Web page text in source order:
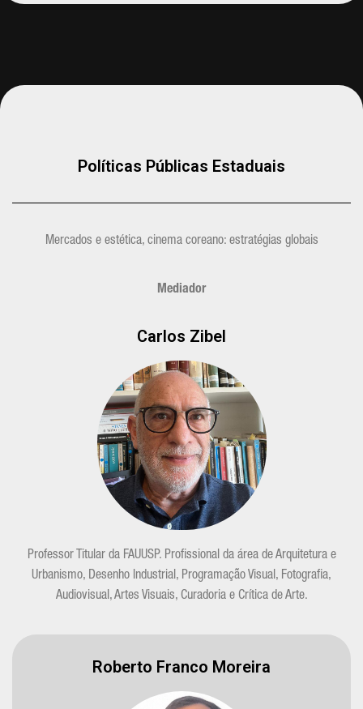
Políticas Públicas Estaduais
Mercados e estética, cinema coreano: estratégias globais
Mediador
Carlos Zibel
Professor Titular da FAUUSP. Profissional da área de Arquitetura e
Urbanismo, Desenho Industrial, Programação Visual, Fotografia,
Audiovisual, Artes Visuais, Curadoria e Crítica de Arte.
Roberto Franco Moreira